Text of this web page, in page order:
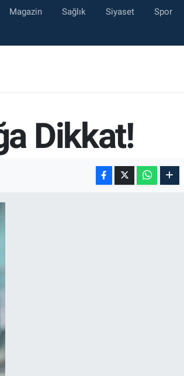
Magazin Sağlık Siyaset Spor
Dikkat!